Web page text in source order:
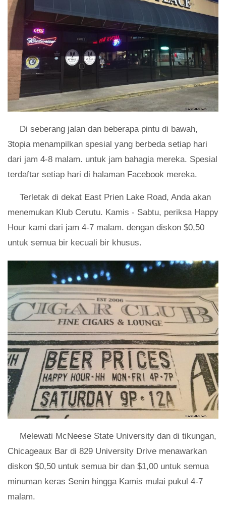
Di seberang jalan dan beberapa pintu di bawah,
3topia menampilkan spesial yang berbeda setiap hari
dari jam 4-8 malam. untuk jam bahagia mereka. Spesial
terdaftar setiap hari di halaman Facebook mereka.
Terletak di dekat East Prien Lake Road, Anda akan
menemukan Klub Cerutu. Kamis - Sabtu, periksa Happy
Hour kami dari jam 4-7 malam. dengan diskon $0,50
untuk semua bir kecuali bir khusus.
Melewati McNeese State University dan di tikungan,
Chicageaux Bar di 829 University Drive menawarkan
diskon $0,50 untuk semua bir dan $1,00 untuk semua
minuman keras Senin hingga Kamis mulai pukul 4-7
malam.